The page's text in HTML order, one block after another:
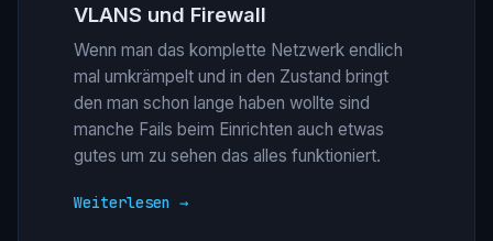
VLANS und Firewall
Wenn man das komplette Netzwerk endlich
mal umkrämpelt und in den Zustand bringt
den man schon lange haben wollte sind
manche Fails beim Einrichten auch etwas
gutes um zu sehen das alles funktioniert.
Weiterlesen →